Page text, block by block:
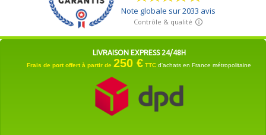
LIVRAISON EXPRESS 24/48H
Frais de port offert à partir de 250 € TTC d'achats en France métropolitaine